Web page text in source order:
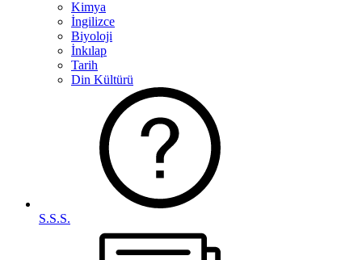
Kimya
İngilizce
Biyoloji
İnkılap
Tarih
Din Kültürü
S.S.S.